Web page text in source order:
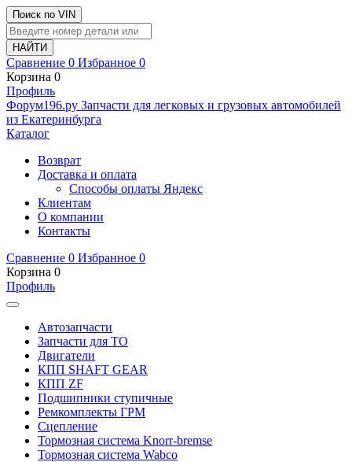
Поиск по VIN
Сравнение 0 Избранное 0
Корзина 0
Профиль
Фoрум196.ру Запчасти для легковых и грузовых автомобилей
из Екатеринбурга
Каталог
Возврат
Доставка и оплата
Способы оплаты Яндекс
Клиентам
О компании
Контакты
Сравнение 0 Избранное 0
Корзина 0
Профиль
Автозапчасти
Запчасти для ТО
Двигатели
КПП SHAFT GEAR
КПП ZF
Подшипники ступичные
Ремкомплекты ГРМ
Сцепление
Тормозная система Knorr-bremse
Тормозная система Wabco